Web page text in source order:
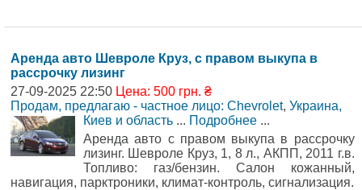
Аренда авто Шевроле Круз, с правом выкупа в
рассрочку лизинг
27-09-2025 22:50 Цена: 500 грн. ₴
Продам, предлагаю - частное лицо: Chevrolet, Украина,
Киев и область ... Подробнее ...
Аренда авто с правом выкупа в рассрочку
лизинг. Шевроле Круз, 1, 8 л., АКПП, 2011 г.в.
Топливо: газ/бензин. Салон кожанный,
навигация, парктроники, климат-контроль, сигнализация.